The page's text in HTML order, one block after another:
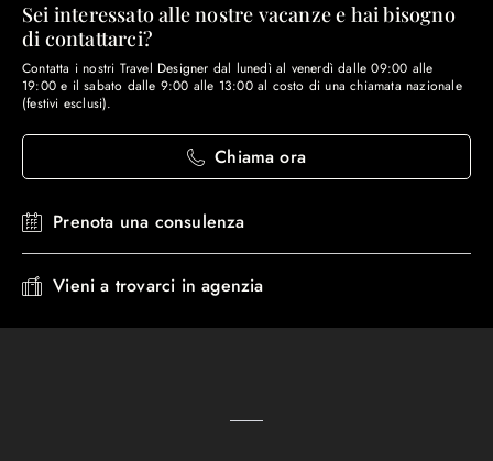
Sei interessato alle nostre vacanze e hai bisogno
di contattarci?
Contatta i nostri Travel Designer dal lunedì al venerdì dalle 09:00 alle
19:00 e il sabato dalle 9:00 alle 13:00 al costo di una chiamata nazionale
(festivi esclusi).
Chiama ora
Prenota una consulenza
Vieni a trovarci in agenzia